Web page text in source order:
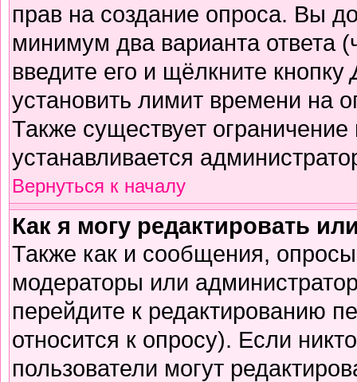
прав на создание опроса. Вы
минимум два варианта ответа
введите его и щёлкните кнопку
установить лимит времени на
Также существует
устанавливается
Вернуться к началу
Как я могу редактировать
Также как и сообщения, опросы
модераторы или
перейдите к редактированию
относится к опросу). Если
пользователи могут